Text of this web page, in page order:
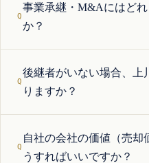
事業承継・M&Aにはど
か？
後継者がいない場合、上
りますか？
自社の会社の価値（売却
うすればいいですか？